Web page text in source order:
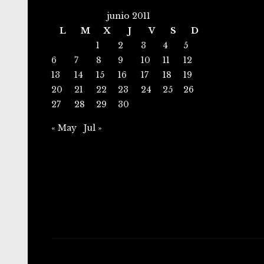
junio 2011
L
M X J V S
D
1
2 3 4
5
6
7 8 9 10 11
12
13
14 15 16 17 18
19
20
21 22 23 24 25
26
27
28 29 30
« May Jul »